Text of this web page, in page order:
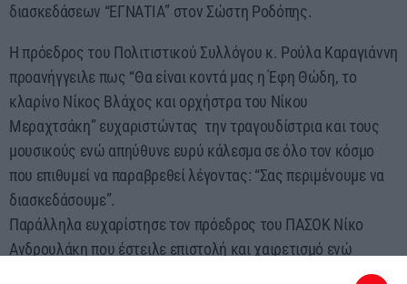
διασκεδάσεων “ΕΓΝΑΤΙΑ” στον Σώστη Ροδόπης.
Η πρόεδρος του Πολιτιστικού Συλλόγου κ. Ρούλα Καραγιάννη
προανήγγειλε πως “Θα είναι κοντά μας η Έφη Θώδη, το
κλαρίνο Νίκος Βλάχος και ορχήστρα του Νίκου
Μεραχτσάκη” ευχαριστώντας την τραγουδίστρια και τους
μουσικούς ενώ απηύθυνε ευρύ κάλεσμα σε όλο τον κόσμο
που επιθυμεί να παραβρεθεί λέγοντας: “Σας περιμένουμε να
διασκεδάσουμε”.
Παράλληλα ευχαρίστησε τον πρόεδρος του ΠΑΣΟΚ Νίκο
Ανδρουλάκη που έστειλε επιστολή και χαιρετισμό ενώ
εξέφρασε την πικρία της για τοπικούς παράγοντες που δεν